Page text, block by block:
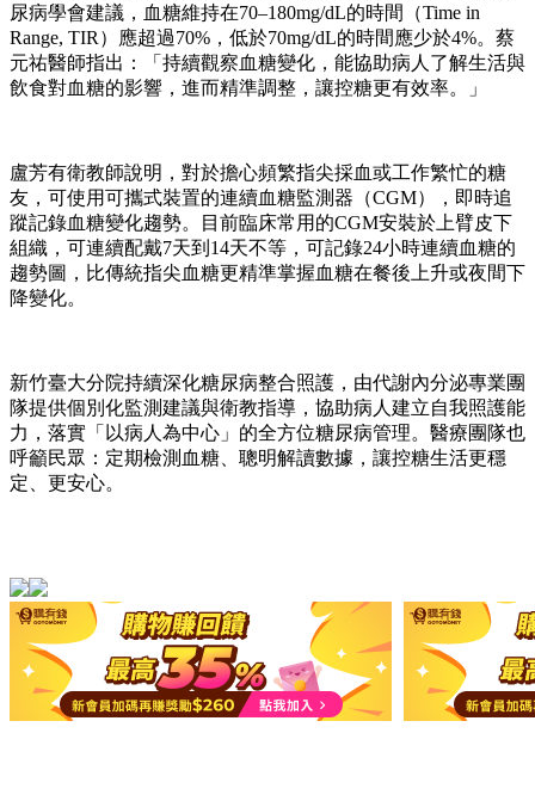
尿病學會建議，血糖維持在70–180mg/dL的時間（Time in
Range, TIR）應超過70%，低於70mg/dL的時間應少於4%。蔡
元祐醫師指出：「持續觀察血糖變化，能協助病人了解生活與
飲食對血糖的影響，進而精準調整，讓控糖更有效率。」
盧芳有衛教師說明，對於擔心頻繁指尖採血或工作繁忙的糖
友，可使用可攜式裝置的連續血糖監測器（CGM），即時追
蹤記錄血糖變化趨勢。目前臨床常用的CGM安裝於上臂皮下
組織，可連續配戴7天到14天不等，可記錄24小時連續血糖的
趨勢圖，比傳統指尖血糖更精準掌握血糖在餐後上升或夜間下
降變化。
新竹臺大分院持續深化糖尿病整合照護，由代謝內分泌專業團
隊提供個別化監測建議與衛教指導，協助病人建立自我照護能
力，落實「以病人為中心」的全方位糖尿病管理。醫療團隊也
呼籲民眾：定期檢測血糖、聰明解讀數據，讓控糖生活更穩
定、更安心。